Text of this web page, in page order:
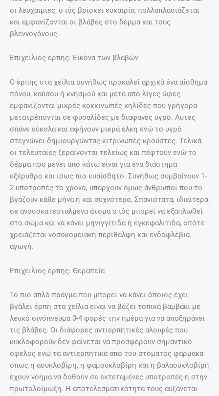
οι λευχαιμίες, ο ιός βρίσκει ευκαιρία, πολλαπλασιάζεται
και εμφανίζονται οι βλάβες στο δέρμα και τους
βλεννογόνους.
Επιχείλιος έρπης: Εικόνα των βλαβών
Ο έρπης στα χείλια συνήθως προκαλεί αρχικά ένα αίσθημα
πόνου, καύσου ή κνησμού και μετά από λίγες ώρες
εμφανίζονται μικρές κοκκινωπές κηλίδες που γρήγορα
μετατρέπονται σε φυσαλίδες με διαφανές υγρό. Αυτές
σπάνε εύκολα και αφήνουν μικρά έλκη ενώ το υγρό
στεγνώνει δημιουργώντας κιτρινωπές κρούστες. Τελικά
οι τελευταίες ξεραίνονται τελείως και πέφτουν ενώ το
δέρμα που μένει από κάτω είναι για ένα διάστημα
εξέρυθρο και ίσως πιο ευαίσθητο. Συνήθως συμβαίνουν 1-
2 υποτροπές το χρόνο, υπάρχουν όμως άνθρωποι που το
βγάζουν κάθε μήνα ή και συχνότερα. Σπανιότατα, ιδιαίτερα
σε ανοσοκατεσταλμένα άτομα ο ιός μπορεί να εξαπλωθεί
στο σώμα και να κάνει μηνιγγίτιδα ή εγκεφαλίτιδα, οπότε
χρειάζεται νοσοκομειακή περίθαλψη και ενδοφλέβια
αγωγή.
Επιχείλιος έρπης: Θεραπεία
Το πιο απλό πράγμα που μπορεί να κάνει όποιος έχει
βγάλει έρπη στα χείλια είναι να βάζει τοπικά βαμβάκι με
λευκό οινόπνευμα 3-4 φορές την ημέρα για να αποξηράνει
τις βλάβες. Οι διάφορες αντιερπητικές αλοιφές που
κυκλοφορούν δεν φαίνεται να προσφέρουν σημαντικό
όφελος ενώ τα αντιερπητικά από του στόματος φάρμακα
όπως η ασυκλοβίρη, η φαμσυκλοβίρη και η βαλασυκλοβίρη
έχουν νόημα να δοθούν σε εκτεταμένες υποτροπές ή στην
πρωτολοίμωξη. Η αποτελεσματικότητα τους αυξάνεται